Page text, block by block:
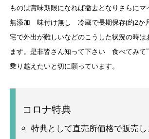
ものは賞味期限になれば撤去となりさらにマ
無添加 味付け無し 冷蔵で長期保存(約2か
宅で外出が難しいなどのこうした状況の時は
ます。是非皆さん知って下さい 食べてみ
乗り越えたいと切に願っています。
コロナ特典
特典として直売所価格で販売